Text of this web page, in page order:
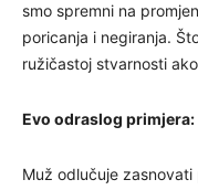
smo spremni na
poricanja i negiranja.
ružičastoj stvarnosti
Evo odraslog primjera:
Muž odlučuje